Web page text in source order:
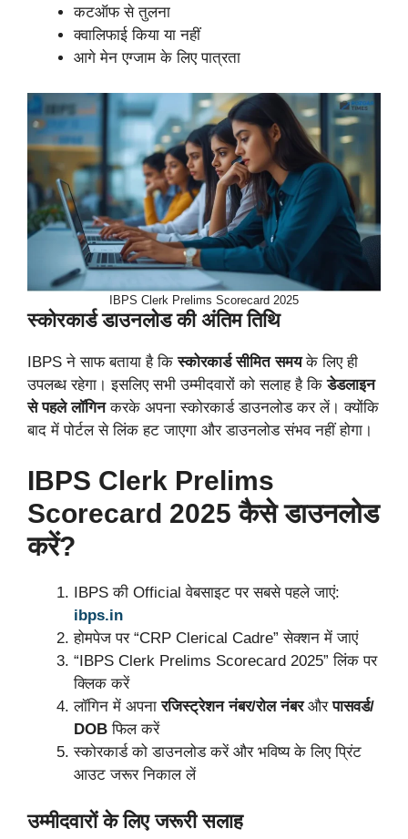
कटऑफ से तुलना
क्वालिफाई किया या नहीं
आगे मेन एग्जाम के लिए पात्रता
IBPS Clerk Prelims Scorecard 2025
स्कोरकार्ड डाउनलोड की अंतिम तिथि
IBPS ने साफ बताया है किस्कोरकार्ड सीमित समयके लिए ही
उपलब्ध रहेगा। इसलिए सभी उम्मीदवारों को सलाह है किडेडलाइन
से पहले लॉगिनकरके अपना स्कोरकार्ड डाउनलोड कर लें। क्योंकि
बाद में पोर्टल से लिंक हट जाएगा और डाउनलोड संभव नहीं होगा।
IBPS Clerk Prelims
Scorecard 2025 कैसे डाउनलोड
करें?
IBPS की Official वेबसाइट पर सबसे पहले जाएं:
ibps.in
होमपेज पर “CRP Clerical Cadre” सेक्शन में जाएं
“IBPS Clerk Prelims Scorecard 2025” लिंक पर
क्लिक करें
लॉगिन में अपनारजिस्ट्रेशन नंबर/रोल नंबरऔरपासवर्ड/
DOB फिल करें
स्कोरकार्ड को डाउनलोड करें और भविष्य के लिए प्रिंट
आउट जरूर निकाल लें
उम्मीदवारों के लिए जरूरी सलाह